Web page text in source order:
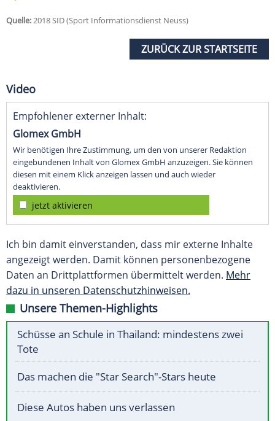
Quelle:2018 SID (Sport Informationsdienst Neuss)
ZURÜCK ZUR STARTSEITE
Video
Empfohlener externer Inhalt:
Glomex GmbH
Wir benötigen Ihre Zustimmung, um den von unserer Redaktion
eingebundenen Inhalt von Glomex GmbH anzuzeigen. Sie können
diesen mit einem Klick anzeigen lassen und auch wieder
deaktivieren.
jetzt aktivieren
Ich bin damit einverstanden, dass mir externe Inhalte
angezeigt werden. Damit können personenbezogene
Daten an Drittplattformen übermittelt werden. Mehr
dazu in unseren Datenschutzhinweisen.
Unsere Themen-Highlights
Schüsse an Schule in Thailand: mindestens zwei
Tote
Das machen die "Star Search"-Stars heute
Diese Autos haben uns verlassen